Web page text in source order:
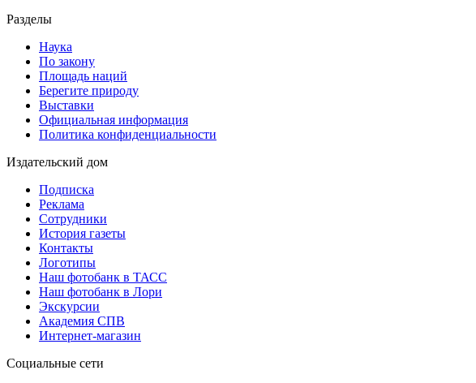
Разделы
Наука
По закону
Площадь наций
Берегите природу
Выставки
Официальная информация
Политика конфиденциальности
Издательский дом
Подписка
Реклама
Сотрудники
История газеты
Контакты
Логотипы
Наш фотобанк в ТАСС
Наш фотобанк в Лори
Экскурсии
Академия СПВ
Интернет-магазин
Социальные сети